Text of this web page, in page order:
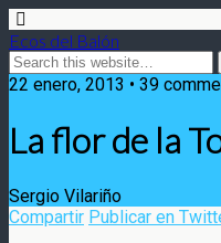
Ecos del Balón
22 enero, 2013 • 39
La flor de la
Sergio Vilariño
Compartir Publicar en